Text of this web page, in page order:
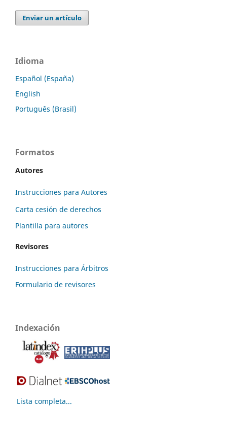
Enviar un artículo
Idioma
Español (España)
English
Português (Brasil)
Formatos
Autores
Instrucciones para Autores
Carta cesión de derechos
Plantilla para autores
Revisores
Instrucciones para Árbitros
Formulario de revisores
Indexación
Lista completa...